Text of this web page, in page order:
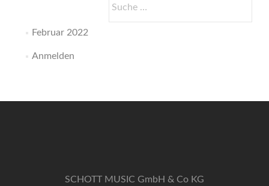
nach:
Februar 2022
Anmelden
SCHOTT MUSIC GmbH & Co KG